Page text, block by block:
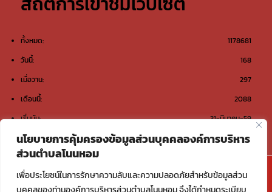
นโยบายการคุ้มครองข้อมูลส่วนบุคคลองค์การบริหาร
ส่วนตำบลโนนหอม
เพื่อประโยชน์ในการรักษาความลับและความปลอดภัยสำหรับข้อมูลส่วน
1178681
ทั้งหมด:
168
วันนี้:
297
เมื่อวาน:
2088
เดือนนี้:
31-มีนาคม-59
เริ่มนับ:
@องค์การบริหารส่วนตำบลโนนหอม ต.โนนหอม อ.เมือง
สกลนคร จ.สกลนคร 47000